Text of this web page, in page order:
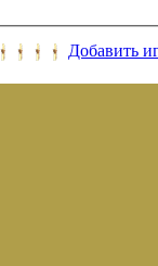
Добавить